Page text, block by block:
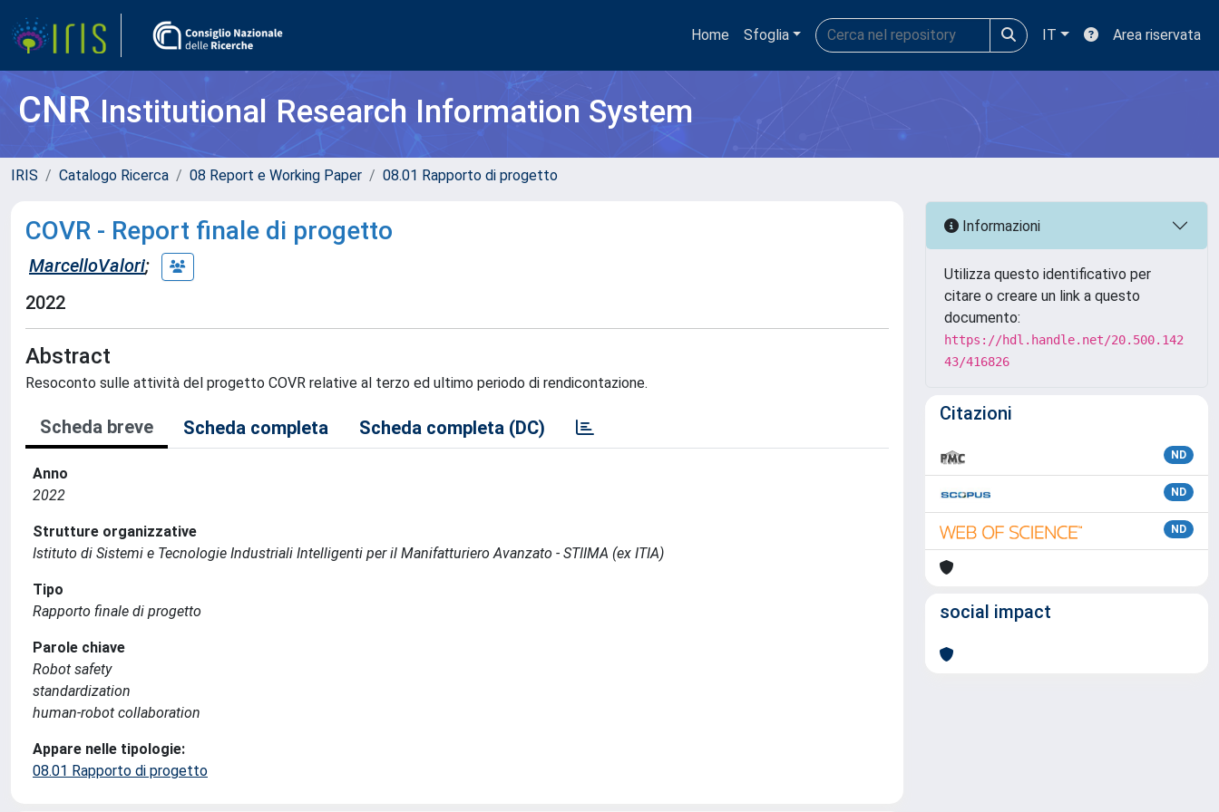
Home Sfoglia IT Area riservata
CNRInstitutional Research Information System
IRIS Catalogo Ricerca 08 Report e Working Paper 08.01 Rapporto di progetto
COVR - Report finale di progetto
MarcelloValori;
2022
Abstract
Resoconto sulle attività del progetto COVR relative al terzo ed ultimo periodo di rendicontazione.
Scheda breve Scheda completa Scheda completa (DC)
Anno
2022
Strutture organizzative
Istituto di Sistemi e Tecnologie Industriali Intelligenti per il Manifatturiero Avanzato - STIIMA (ex ITIA)
Tipo
Rapporto finale di progetto
Parole chiave
Robot safety
standardization
human-robot collaboration
Appare nelle tipologie:
08.01 Rapporto di progetto
Informazioni
Utilizza questo identificativo per
citare o creare un link a questo
documento:
https://hdl.handle.net/20.500.142
43/416826
Citazioni
ND
ND
ND
social impact